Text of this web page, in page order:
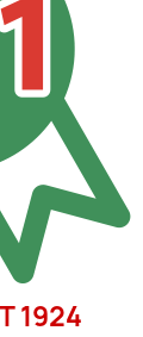
1924